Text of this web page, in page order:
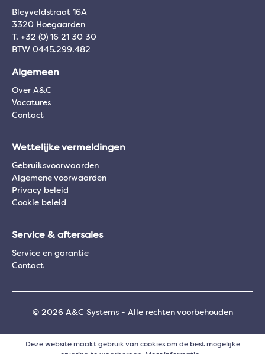
Bleyveldstraat 16A
3320 Hoegaarden
T. +32 (0) 16 21 30 30
BTW 0445.299.482
Algemeen
Over A&C
Vacatures
Contact
Wettelijke vermeldingen
Gebruiksvoorwaarden
Algemene voorwaarden
Privacy beleid
Cookie beleid
Service & aftersales
Service en garantie
Contact
© 2026 A&C Systems - Alle rechten voorbehouden
Deze website maakt gebruik van cookies om de best mogelijke